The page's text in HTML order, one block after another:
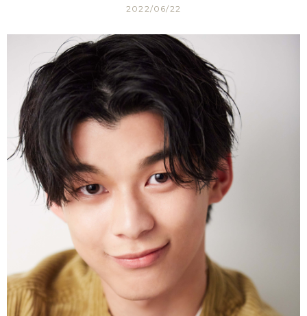
2022/06/22